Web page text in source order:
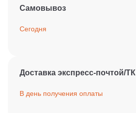
Самовывоз
Сегодня
Доставка экспресс-почтой/ТК
В день получения оплаты